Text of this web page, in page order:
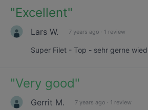
"Excellent"
Lars W. 7 years ago · 1 review
Super Filet - Top - sehr gerne
"Very good"
Gerrit M. 7 years ago · 1 review